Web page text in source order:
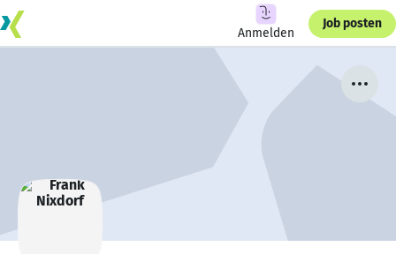
Anmelden
Job posten